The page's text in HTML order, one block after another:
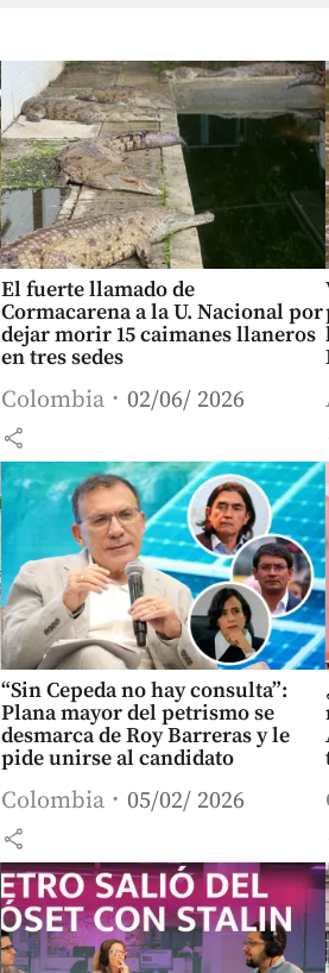
El fuerte llamado de
Cormacarena a la U. Nacional por
dejar morir 15 caimanes llaneros
en tres sedes
Colombia 02/06/ 2026
share
“Sin Cepeda no hay consulta”:
Plana mayor del petrismo se
desmarca de Roy Barreras y le
pide unirse al candidato
Colombia 05/02/ 2026
share